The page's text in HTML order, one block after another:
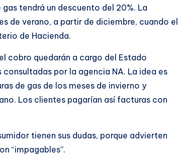
tendrá un descuento del 20%. La
de verano, a partir de diciembre, cuando el
de Hacienda.
cobro quedarán a cargo del Estado
por la agencia NA. La idea es
de gas de los meses de invierno y
Los clientes pagarían así facturas con
tienen sus dudas, porque advierten
“impagables”.